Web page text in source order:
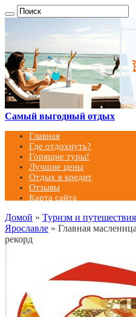
Самый выгодный отдых
Главная
Где отдохнуть?
Горящие туры!
Лучшие цены
Отдых в кредит
Отзывы
Карта сайта
Домой » Туризм и путешествия
Ярославле » Главная
рекорд